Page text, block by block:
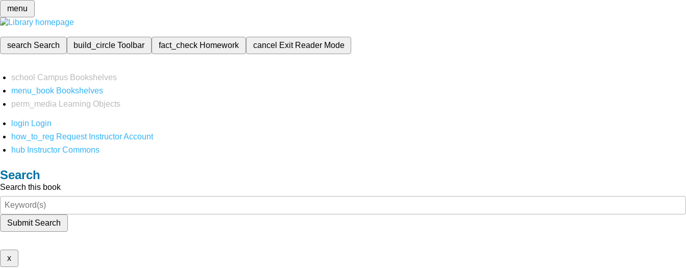
menu
search Search build_circleToolbar fact_check Homework cancel Exit Reader Mode
school Campus Bookshelves
menu_book Bookshelves
perm_media
Learning Objects
login Login
how_to_reg Request Instructor Account
hub Instructor Commons
Search
Search this book
Submit Search
x